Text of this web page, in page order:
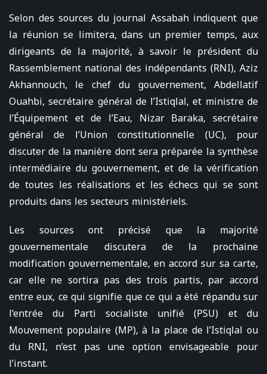
Selon des sources du journal Assabah indiquent que
la réunion se limitera, dans un premier temps, aux
dirigeants de la majorité, à savoir le président du
Rassemblement national des indépendants (RNI), Aziz
Akhannouch, le chef du gouvernement, Abdellatif
Ouahbi, secrétaire général de l’Istiqlal, et ministre de
l’Équipement et de l’Eau, Nizar Baraka, secrétaire
général de l’Union constitutionnelle (UC), pour
discuter de la manière dont sera préparée la synthèse
intermédiaire du gouvernement, et de la vérification
de toutes les réalisations et les échecs qui se sont
produits dans les secteurs ministériels.
Les sources ont précisé que la majorité
gouvernementale discutera de la prochaine
modification gouvernementale, en accord sur sa carte,
car elle ne sortira pas des trois partis, par accord
entre eux, ce qui signifie que ce qui a été répandu sur
l’entrée du Parti socialiste unifié (PSU) et du
Mouvement populaire (MP), à la place de l’Istiqlal ou
du RNI, n’est pas une option envisageable pour
l’instant.